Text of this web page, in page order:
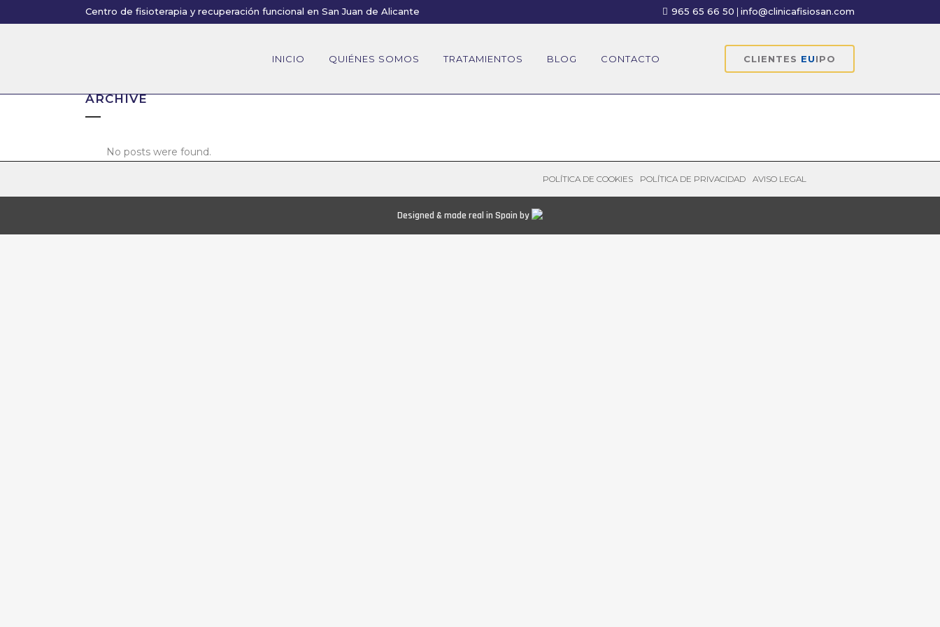
Centro de fisioterapia y recuperación funcional en San Juan de Alicante 965 65 66 50 | info@clinicafisiosan.com
INICIO QUIÉNES SOMOS TRATAMIENTOS BLOG CONTACTO CLIENTES EUIPO
ARCHIVE
No posts were found.
POLÍTICA DE COOKIES POLÍTICA DE PRIVACIDAD AVISO LEGAL
Designed & made real in Spain by